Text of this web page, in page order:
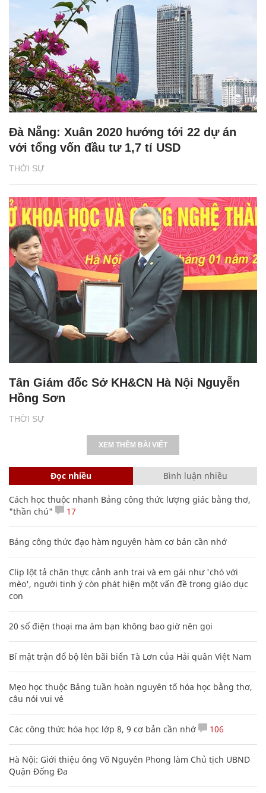
THỜI SỰ
Đà Nẵng: Xuân 2020 hướng tới 22 dự án
với tổng vốn đầu tư 1,7 tỉ USD
THỜI SỰ
Tân Giám đốc Sở KH&CN Hà Nội Nguyễn
Hồng Sơn
XEM THÊM BÀI VIẾT
Đọc nhiều Bình luận nhiều
Cách học thuộc nhanh Bảng công thức lượng giác bằng thơ,
"thần chú"
17
Bảng công thức đạo hàm nguyên hàm cơ bản cần nhớ
Clip lột tả chân thực cảnh anh trai và em gái như 'chó với
mèo', người tinh ý còn phát hiện một vấn đề trong giáo dục
con
20 số điện thoại ma ám bạn không bao giờ nên gọi
Bí mật trận đổ bộ lên bãi biển Tà Lơn của Hải quân Việt Nam
Mẹo học thuộc Bảng tuần hoàn nguyên tố hóa học bằng thơ,
câu nói vui vẻ
Các công thức hóa học lớp 8, 9 cơ bản cần nhớ 106
Hà Nội: Giới thiệu ông Võ Nguyên Phong làm Chủ tịch UBND
Quận Đống Đa